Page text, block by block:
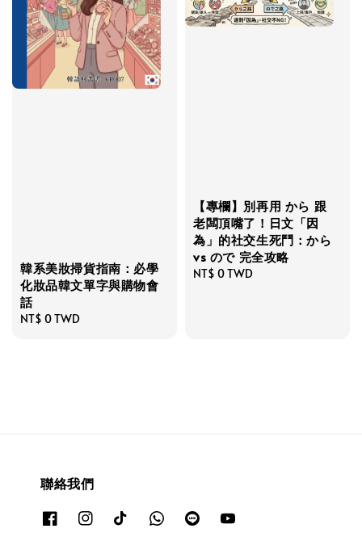
韓系美妝掃貨指南：必學
化妝品韓文單字與購物會
話
Regular
NT$ 0 TWD
【專欄】別再用 から 跟
老闆頂嘴了！日文「因
為」的社交生死鬥：から
vs ので 完全攻略
Regular
NT$ 0 TWD
聯絡我們